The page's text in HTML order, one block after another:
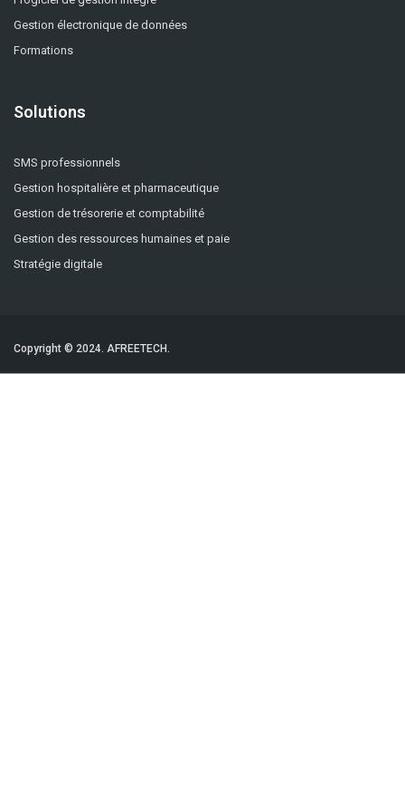
Gestion électronique de données
Formations
Solutions
SMS professionnels
Gestion hospitalière et pharmaceutique
Gestion de trésorerie et comptabilité
Gestion des ressources humaines et paie
Stratégie digitale
Copyright © 2024. AFREETECH.